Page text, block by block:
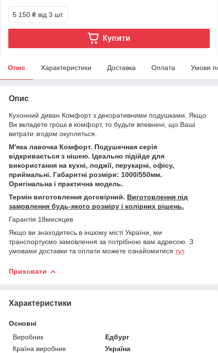
5 150 ₴ від 3 шт.
Купити
Опис Характеристики Доставка Оплата Умови
Опис
Кухонний диван Комфорт з декоративними подушками. Якщо
Ви вкладете гроші в комфорт, то будьте впевнені, що Ваші
витрати згодом окупляться.
М'яка лавочка Комфорт. Подушечная серія
відкривається з нішею. Ідеально підійде для
використання на кухні, лоджії, перукарні, офісу,
приймальні. Габаритні розміри: 1000/550мм.
Оригінальна і практична модель.
Термін виготовлення договірний. Виготовлення під
замовлення будь-якого розміру і колірних рішень.
Гарантія 18месяцев
Якщо ви знаходитесь в іншому місті України, ми
транспортуємо замовлення за потрібною вам адресою. З
умовами доставки та оплати можете ознайомитися тут.
Приховати
Характеристики
Основні
Виробник
Едбург
Країна виробник
Україна